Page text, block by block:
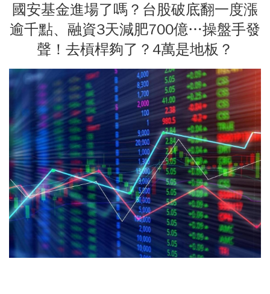
國安基金進場了嗎？台股破底翻一度漲
逾千點、融資3天減肥700億…操盤手發
聲！去槓桿夠了？4萬是地板？